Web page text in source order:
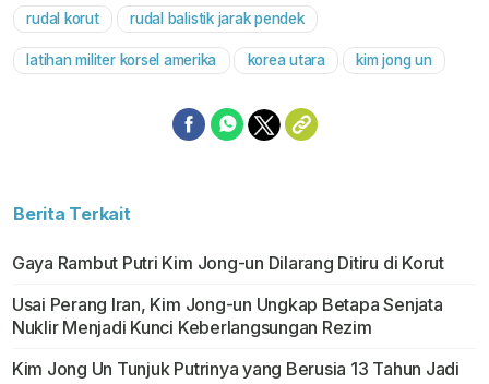
rudal korut rudal balistik jarak pendek
latihan militer korsel amerika korea utara kim jong un
Berita Terkait
Gaya Rambut Putri Kim Jong-un Dilarang Ditiru di Korut
Usai Perang Iran, Kim Jong-un Ungkap Betapa Senjata
Nuklir Menjadi Kunci Keberlangsungan Rezim
Kim Jong Un Tunjuk Putrinya yang Berusia 13 Tahun Jadi